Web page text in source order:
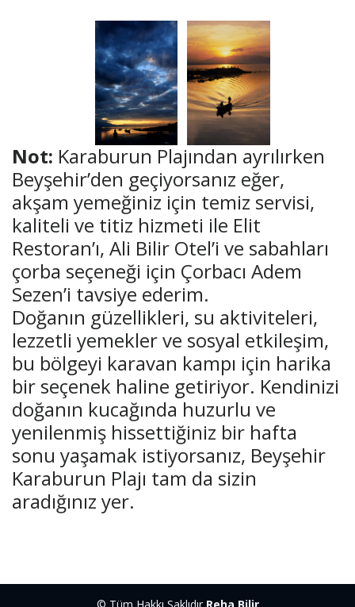
Not: Karaburun Plajından ayrılırken
Beyşehir’den geçiyorsanız eğer,
akşam yemeğiniz için temiz servisi,
kaliteli ve titiz hizmeti ile Elit
Restoran’ı, Ali Bilir Otel’i ve sabahları
çorba seçeneği için Çorbacı Adem
Sezen’i tavsiye ederim.
Doğanın güzellikleri, su aktiviteleri,
lezzetli yemekler ve sosyal etkileşim,
bu bölgeyi karavan kampı için harika
bir seçenek haline getiriyor. Kendinizi
doğanın kucağında huzurlu ve
yenilenmiş hissettiğiniz bir hafta
sonu yaşamak istiyorsanız, Beyşehir
Karaburun Plajı tam da sizin
aradığınız yer.